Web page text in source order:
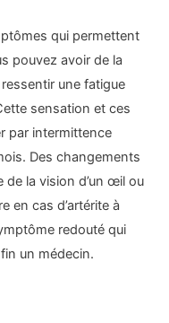
qui permettent
pouvez avoir de la
une fatigue
sensation et ces
par intermittence
Des changements
de la vision d’un œil ou
en cas d’artérite à
redouté qui
un médecin.